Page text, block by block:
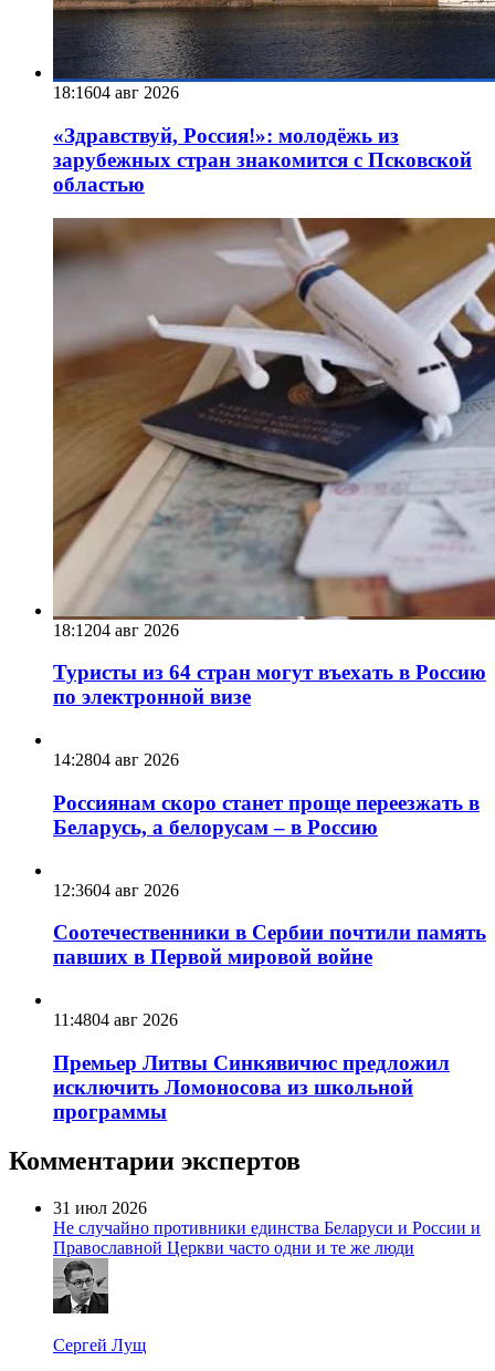
18:1604 авг 2026
«Здравствуй, Россия!»: молодёжь из
зарубежных стран знакомится с Псковской
областью
18:1204 авг 2026
Туристы из 64 стран могут въехать в Россию
по электронной визе
14:2804 авг 2026
Россиянам скоро станет проще переезжать в
Беларусь, а белорусам – в Россию
12:3604 авг 2026
Соотечественники в Сербии почтили память
павших в Первой мировой войне
11:4804 авг 2026
Премьер Литвы Синкявичюс предложил
исключить Ломоносова из школьной
программы
Комментарии экспертов
31 июл 2026
Не случайно противники единства Беларуси и России и
Православной Церкви часто одни и те же люди
Сергей Лущ